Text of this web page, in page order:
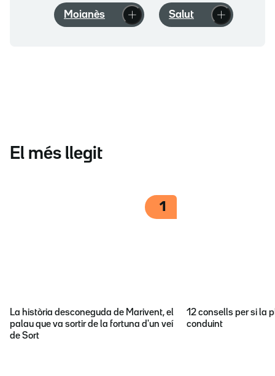
Moianès Salut
El més llegit
1
La història desconeguda de Marivent, el
palau que va sortir de la fortuna d'un veí
de Sort
12 consells per si la
conduint